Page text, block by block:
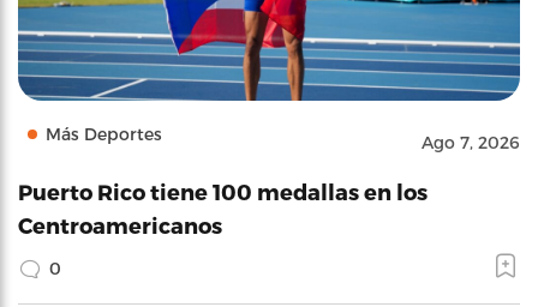
Más Deportes Ago 7, 2026
Puerto Rico tiene 100 medallas en los
Centroamericanos
0